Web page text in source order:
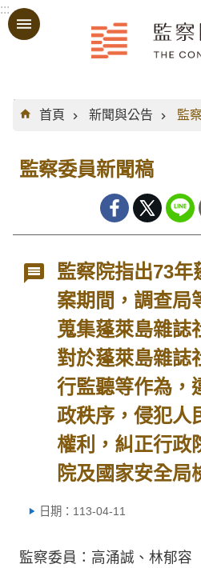
跳到主要內容區塊
:::
:::
首頁
新聞與公告 監
監察委員新聞稿
監察院指出73年
案期間，調查局
蒐集蓬萊島雜誌
對於蓬萊島雜誌
行監聽等作為，
政秩序，侵犯人
權利，糾正行政
院及國家安全局
日期：113-04-11
監察委員：高涌誠、林郁容